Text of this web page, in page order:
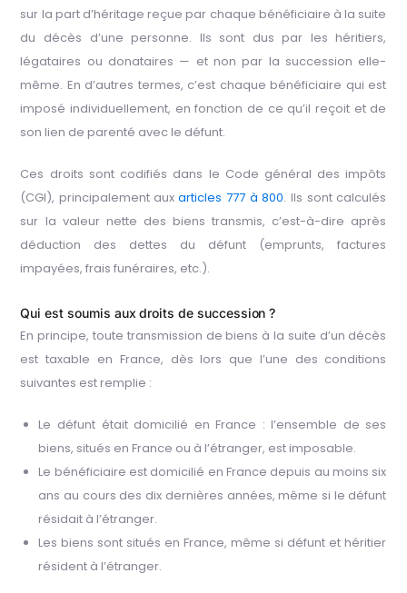
sur la part d’héritage reçue par chaque bénéficiaire à la suite
du décès d’une personne. Ils sont dus par les héritiers,
légataires ou donataires — et non par la succession elle-
même. En d’autres termes, c’est chaque bénéficiaire qui est
imposé individuellement, en fonction de ce qu’il reçoit et de
son lien de parenté avec le défunt.
Ces droits sont codifiés dans le Code général des impôts
(CGI), principalement auxarticles 777 à 800. Ils sont calculés
sur la valeur nette des biens transmis, c’est-à-dire après
déduction des dettes du défunt (emprunts, factures
impayées, frais funéraires, etc.).
Qui est soumis aux droits de succession ?
En principe, toute transmission de biens à la suite d’un décès
est taxable en France, dès lors que l’une des conditions
suivantes est remplie :
Le défunt était domicilié en France : l’ensemble de ses
biens, situés en France ou à l’étranger, est imposable.
Le bénéficiaire est domicilié en France depuis au moins six
ans au cours des dix dernières années, même si le défunt
résidait à l’étranger.
Les biens sont situés en France, même si défunt et héritier
résident à l’étranger.